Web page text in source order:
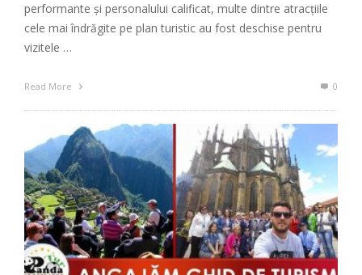
performante și personalului calificat, multe dintre atracțiile
cele mai îndrăgite pe plan turistic au fost deschise pentru
vizitele …
Read More 0